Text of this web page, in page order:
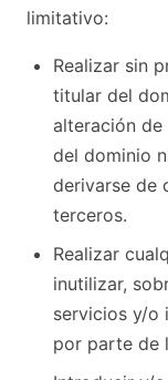
limitativo:
Realizar sin
titular del
alteración de
del dominio
derivarse de
terceros.
Realizar
inutilizar,
servicios y/o
por parte de